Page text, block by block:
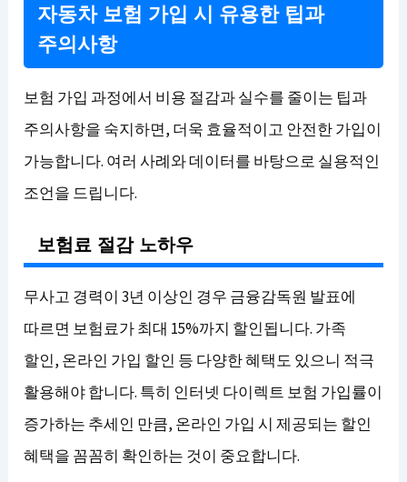
자동차 보험 가입 시 유용한 팁과
주의사항
보험 가입 과정에서 비용 절감과 실수를 줄이는 팁과
주의사항을 숙지하면, 더욱 효율적이고 안전한 가입이
가능합니다. 여러 사례와 데이터를 바탕으로 실용적인
조언을 드립니다.
보험료 절감 노하우
무사고 경력이 3년 이상인 경우 금융감독원 발표에
따르면 보험료가 최대 15%까지 할인됩니다. 가족
할인, 온라인 가입 할인 등 다양한 혜택도 있으니 적극
활용해야 합니다. 특히 인터넷 다이렉트 보험 가입률이
증가하는 추세인 만큼, 온라인 가입 시 제공되는 할인
혜택을 꼼꼼히 확인하는 것이 중요합니다.